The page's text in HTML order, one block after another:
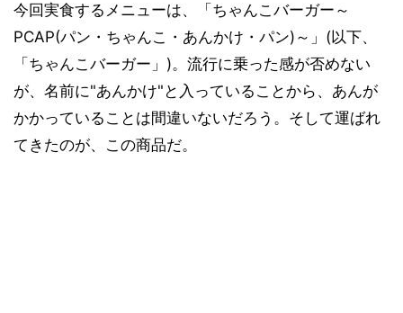
今回実食するメニューは、「ちゃんこバーガー～
PCAP(パン・ちゃんこ・あんかけ・パン)～」(以下、
「ちゃんこバーガー」)。流行に乗った感が否めない
が、名前に"あんかけ"と入っていることから、あんが
かかっていることは間違いないだろう。そして運ばれ
てきたのが、この商品だ。